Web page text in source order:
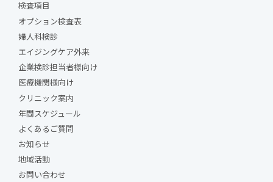
検査項目
オプション検査表
婦人科検診
エイジングケア外来
企業検診担当者様向け
医療機関様向け
クリニック案内
年間スケジュール
よくあるご質問
お知らせ
地域活動
お問い合わせ